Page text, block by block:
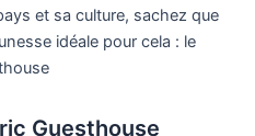
et sa culture, sachez que
idéale pour cela : le
Guesthouse